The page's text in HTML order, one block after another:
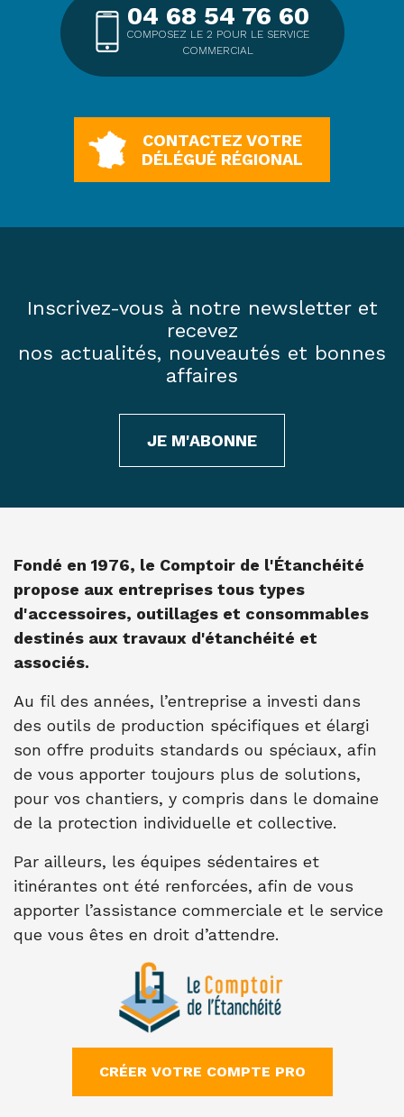
04 68 54 76 60
COMPOSEZ LE 2 POUR LE SERVICE
COMMERCIAL
CONTACTEZ VOTRE
DÉLÉGUÉ RÉGIONAL
Inscrivez-vous à notre newsletter et
recevez
nos actualités, nouveautés et bonnes
affaires
JE M'ABONNE
Fondé en 1976, le Comptoir de l'Étanchéité
propose aux entreprises tous types
d'accessoires, outillages et consommables
destinés aux travaux d'étanchéité et
associés.
Au fil des années, l’entreprise a investi dans
des outils de production spécifiques et élargi
son offre produits standards ou spéciaux, afin
de vous apporter toujours plus de solutions,
pour vos chantiers, y compris dans le domaine
de la protection individuelle et collective.
Par ailleurs, les équipes sédentaires et
itinérantes ont été renforcées, afin de vous
apporter l’assistance commerciale et le service
que vous êtes en droit d’attendre.
CRÉER VOTRE COMPTE PRO